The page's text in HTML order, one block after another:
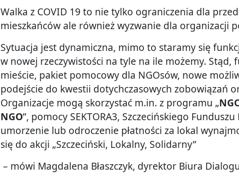
Walka z COVID 19 to nie tylko ograniczenia dla
mieszkańców ale również wyzwanie dla organizacji
Sytuacja jest dynamiczna, mimo to staramy się
w nowej rzeczywistości na tyle na ile możemy. Stąd,
mieście, pakiet pomocowy dla NGOsów, nowe
podejście do kwestii dotychczasowych zobowiązań
Organizacje mogą skorzystać m.in. z programu „
NGO”, pomocy SEKTORA3, Szczecińskiego
umorzenie lub odroczenie płatności za lokal
się do akcji „Szczeciński, Lokalny, Solidarny”
– mówi Magdalena Błaszczyk, dyrektor Biura